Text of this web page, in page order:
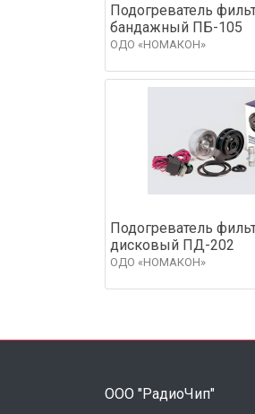
Подогреватель
бандажный ПБ-105
ОДО «НОМАКОН»
Подогреватель
дисковый ПД-202
ОДО «НОМАКОН»
ООО "РадиоЧип"